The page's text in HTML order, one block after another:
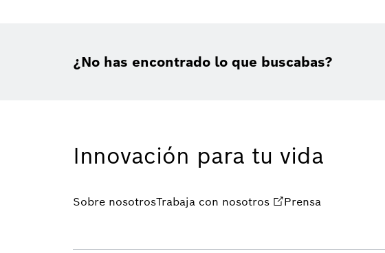
¿No has encontrado lo que buscabas?
Innovación para tu vida
Sobre nosotrosTrabaja con nosotros Prensa